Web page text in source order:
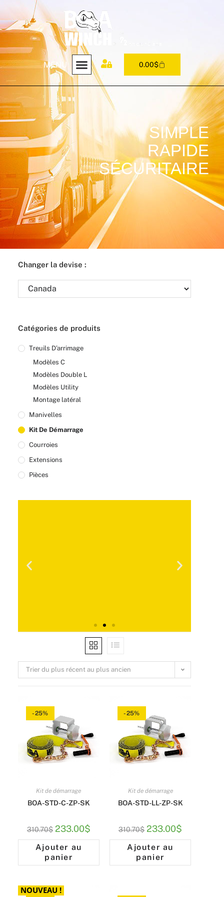
MENU 0.00$
SIMPLE
RAPIDE
SÉCURITAIRE
Changer la devise :
Catégories de produits
Treuils D’arrimage
Modèles C
Modèles Double L
Modèles Utility
Montage latéral
Manivelles
Kit De Démarrage
Courroies
Extensions
Pièces
d’un kit de
un par client
RABAIS DE
Trier du plus récent au plus ancien
-25%
Kit de démarrage
BOA-STD-C-ZP-SK
310.70$ 233.00$
Ajouter au
panier
-25%
Kit de démarrage
BOA-STD-LL-ZP-SK
310.70$ 233.00$
Ajouter au
panier
NOUVEAU !